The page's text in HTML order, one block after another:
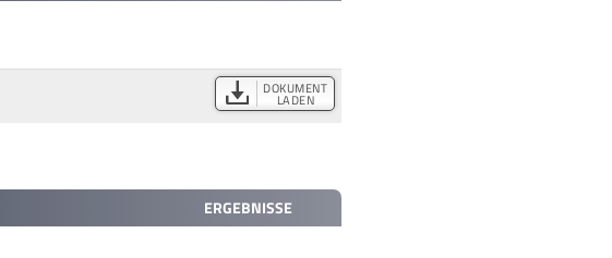
DOKUMENT
LADEN
ERGEBNISSE